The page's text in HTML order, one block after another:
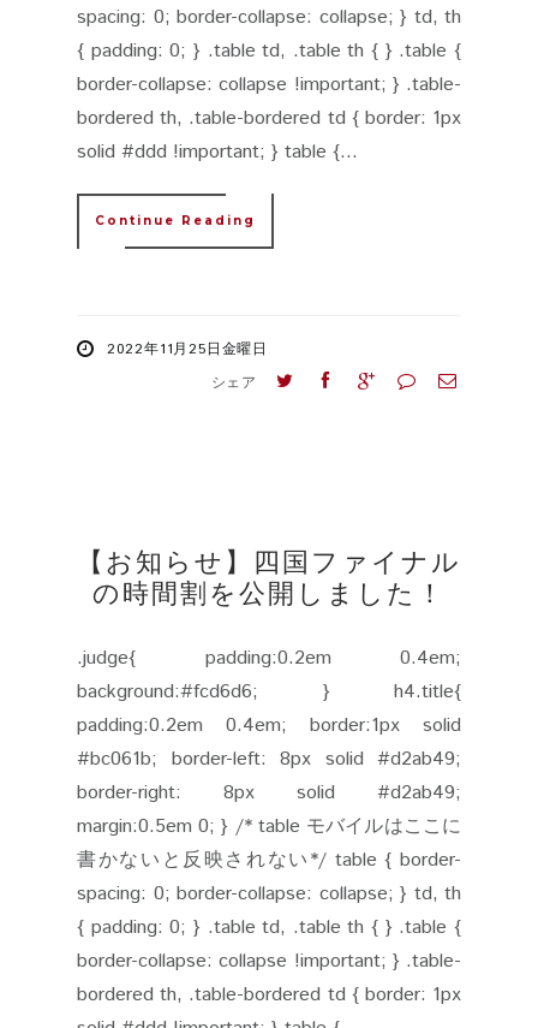
spacing: 0; border-collapse: collapse; } td, th
{ padding: 0; } .table td, .table th { } .table {
border-collapse: collapse !important; } .table-
bordered th, .table-bordered td { border: 1px
solid #ddd !important; } table {...
Continue Reading
2022年11月25日金曜日
シェア
【お知らせ】四国ファイナル
の時間割を公開しました！
.judge{ padding:0.2em 0.4em;
background:#fcd6d6; } h4.title{
padding:0.2em 0.4em; border:1px solid
#bc061b; border-left: 8px solid #d2ab49;
border-right: 8px solid #d2ab49;
margin:0.5em 0; } /* table モバイルはここに
書かないと反映されない*/ table { border-
spacing: 0; border-collapse: collapse; } td, th
{ padding: 0; } .table td, .table th { } .table {
border-collapse: collapse !important; } .table-
bordered th, .table-bordered td { border: 1px